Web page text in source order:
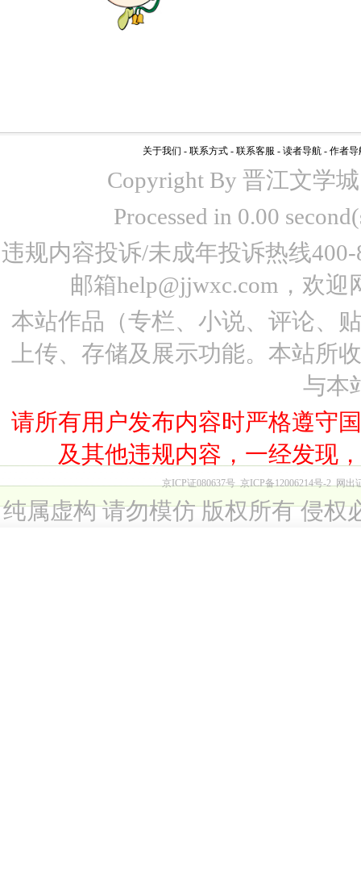
关于我们 - 联系方式 - 联系客服 - 读者导航 - 作者导
Copyright By 晋江文学
Processed in 0.00
违规内容投诉/未成年投诉热线
邮箱help@jjwxc.com，欢
本站作品（专栏、小说、评论、
上传、存储及展示功能。本站所
与本
请所有用户发布内容时严格遵守
及其他违规内容，一经发现
京ICP证080637号 京ICP备12006214号-2 网出
纯属虚构 请勿模仿 版权所有 侵权